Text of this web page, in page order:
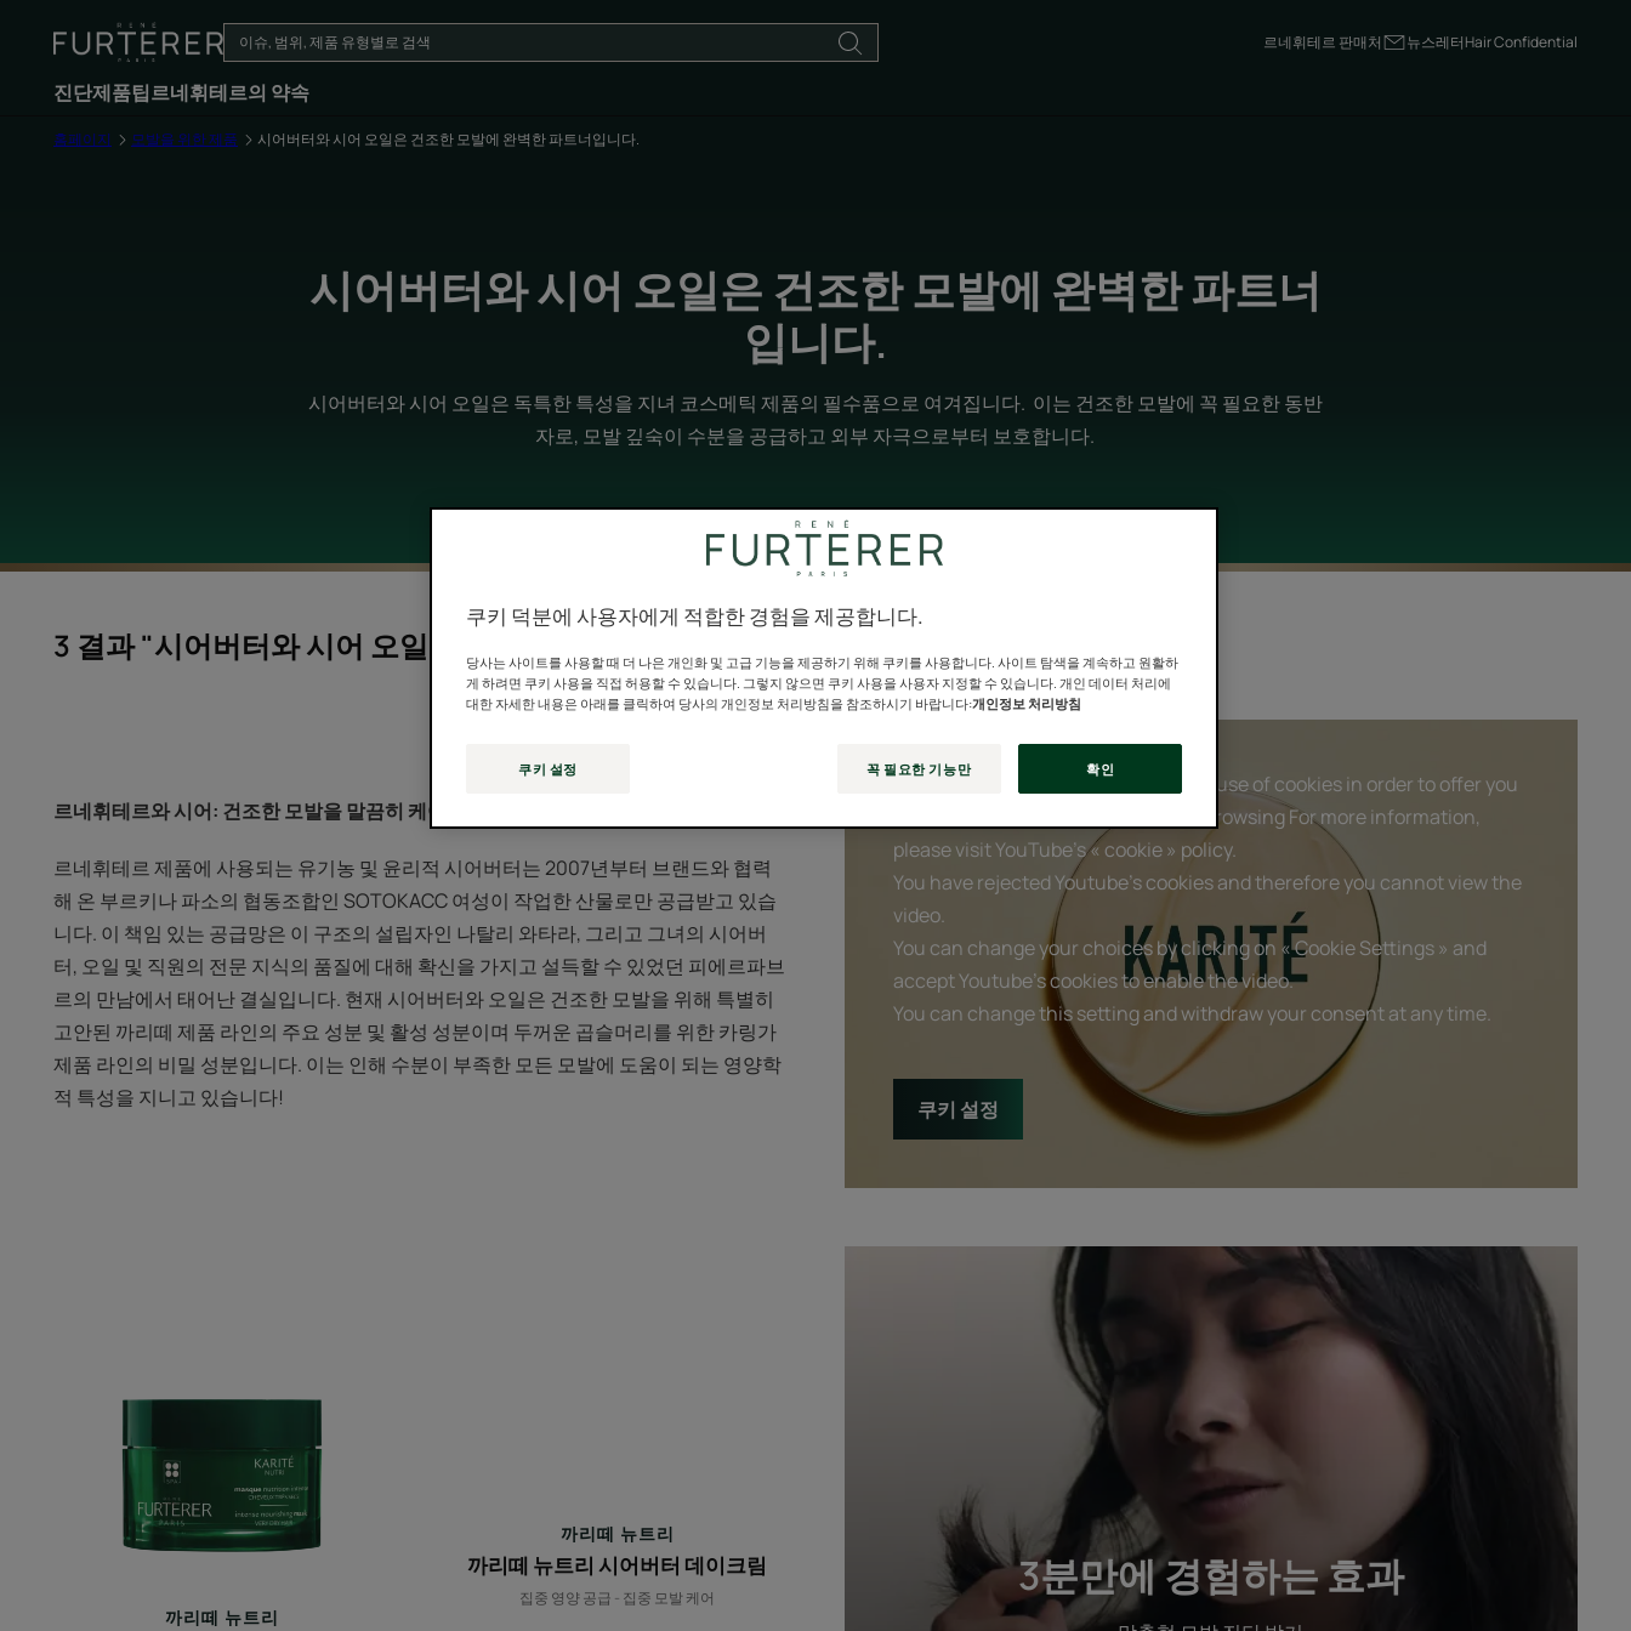
르네휘테르 판매처 뉴스레터Hair Confidential
진단제품팁르네휘테르의 약속
홈페이지 모발을 위한 제품 시어버터와 시어 오일은 건조한 모발에 완벽한 파트너입니다.
시어버터와 시어 오일은 건조한 모발에 완벽한 파트너
입니다.
시어버터와 시어 오일은 독특한 특성을 지녀 코스메틱 제품의 필수품으로 여겨집니다. 이는 건조한 모발에 꼭 필요한 동반
자로, 모발 깊숙이 수분을 공급하고 외부 자극으로부터 보호합니다.
3 결과 "시어버터와 시어 오일은 건조한 모발에 완벽한 파트너입니다."
르네휘테르와 시어: 건조한 모발을 말끔히 케어해주는 보습 케어
르네휘테르 제품에 사용되는 유기농 및 윤리적 시어버터는 2007년부터 브랜드와 협력
해 온 부르키나 파소의 협동조합인 SOTOKACC 여성이 작업한 산물로만 공급받고 있습
니다. 이 책임 있는 공급망은 이 구조의 설립자인 나탈리 와타라, 그리고 그녀의 시어버
터, 오일 및 직원의 전문 지식의 품질에 대해 확신을 가지고 설득할 수 있었던 피에르파브
르의 만남에서 태어난 결실입니다. 현재 시어버터와 오일은 건조한 모발을 위해 특별히
고안된 까리떼 제품 라인의 주요 성분 및 활성 성분이며 두꺼운 곱슬머리를 위한 카링가
제품 라인의 비밀 성분입니다. 이는 인해 수분이 부족한 모든 모발에 도움이 되는 영양학
적 특성을 지니고 있습니다!
Playing YouTube videos requires the use of cookies in order to offer you
targeted advertising based on your browsing For more information,
please visit YouTube's « cookie » policy.
You have rejected Youtube's cookies and therefore you cannot view the
video.
You can change your choices by clicking on « Cookie Settings » and
accept Youtube's cookies to enable the video.
You can change this setting and withdraw your consent at any time.
쿠키 설정
리
버
터
마
크
까리떼 뉴트리
터
데
이
크
까리떼 뉴트리
까리떼 뉴트리 시어버터 데이크림
집중 영양 공급 - 집중 모발 케어 3분만에 경험하는 효과
쿠키 덕분에 사용자에게 적합한 경험을 제공합니다.
당사는 사이트를 사용할 때 더 나은 개인화 및 고급 기능을 제공하기 위해 쿠키를 사용합니다. 사이트 탐색을 계속하고 원활하
게 하려면 쿠키 사용을 직접 허용할 수 있습니다. 그렇지 않으면 쿠키 사용을 사용자 지정할 수 있습니다. 개인 데이터 처리에
대한 자세한 내용은 아래를 클릭하여 당사의 개인정보 처리방침을 참조하시기 바랍니다:개인정보 처리방침
쿠키 설정 꼭 필요한 기능만 확인